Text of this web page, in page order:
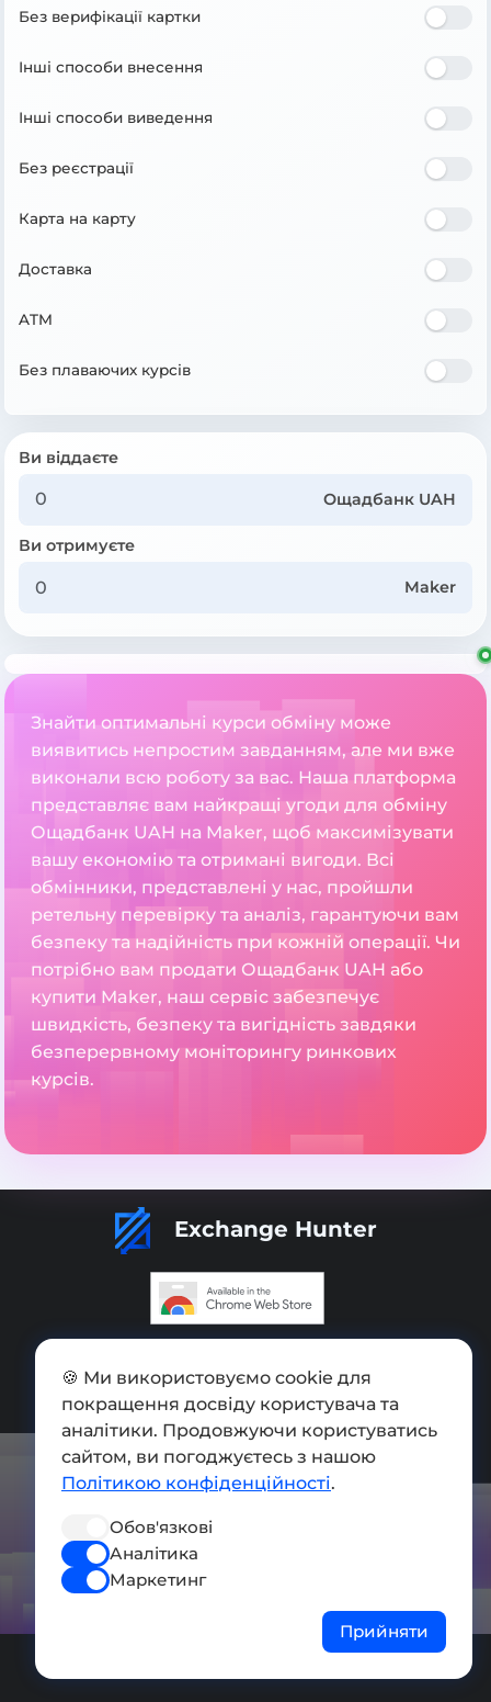
Без верифікації картки
Інші способи внесення
Інші способи виведення
Без реєстрації
Карта на карту
Доставка
ATM
Без плаваючих курсів
Ви віддаєте
Ощадбанк UAH
Ви отримуєте
Maker
Знайти оптимальні курси обміну може
виявитись непростим завданням, але ми вже
виконали всю роботу за вас. Наша платформа
представляє вам найкращі угоди для обміну
Ощадбанк UAH на Maker, щоб максимізувати
вашу економію та отримані вигоди. Всі
обмінники, представлені у нас, пройшли
ретельну перевірку та аналіз, гарантуючи вам
безпеку та надійність при кожній операції. Чи
потрібно вам продати Ощадбанк UAH або
купити Maker, наш сервіс забезпечує
швидкість, безпеку та вигідність завдяки
безперервному моніторингу ринкових
курсів.
Exchange Hunter
Мапа сайту
Press kit
Умови використання
Політика конфіденційності
СОЦ. МЕРЕЖІ
🍪 Ми використовуємо cookie для
покращення досвіду користувача та
аналітики. Продовжуючи користуватись
сайтом, ви погоджуєтесь з нашою
Політикою конфіденційності.
Обов'язкові
Аналітика
Маркетинг
Прийняти